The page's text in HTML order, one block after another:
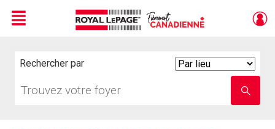
Menu
Rechercher par
votre
nom